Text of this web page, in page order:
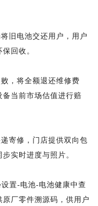
旧电池交还用户，用户
回收。
，将全额退还维修费
备当前市场估值进行赔
寄修，门店提供双向包
实时进度与照片。
置-电池-电池健康中查
厂零件溯源码，供用户